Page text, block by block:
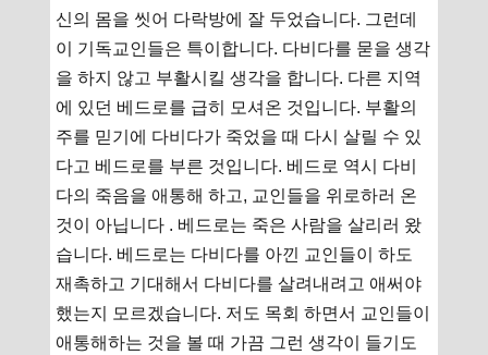
신의 몸을 씻어 다락방에 잘 두었습니다. 그런데
이 기독교인들은 특이합니다. 다비다를 묻을 생각
을 하지 않고 부활시킬 생각을 합니다. 다른 지역
에 있던 베드로를 급히 모셔온 것입니다. 부활의
주를 믿기에 다비다가 죽었을 때 다시 살릴 수 있
다고 베드로를 부른 것입니다. 베드로 역시 다비
다의 죽음을 애통해 하고, 교인들을 위로하러 온
것이 아닙니다 . 베드로는 죽은 사람을 살리러 왔
습니다. 베드로는 다비다를 아낀 교인들이 하도
재촉하고 기대해서 다비다를 살려내려고 애써야
했는지 모르겠습니다. 저도 목회 하면서 교인들이
애통해하는 것을 볼 때 가끔 그런 생각이 들기도